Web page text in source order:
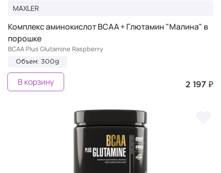
MAXLER
Комплекс аминокислот BCAA + Глютамин "Малина" в
порошке
BCAA Plus Glutamine Raspberry
Объем: 300g
2 197 ₽
В корзину